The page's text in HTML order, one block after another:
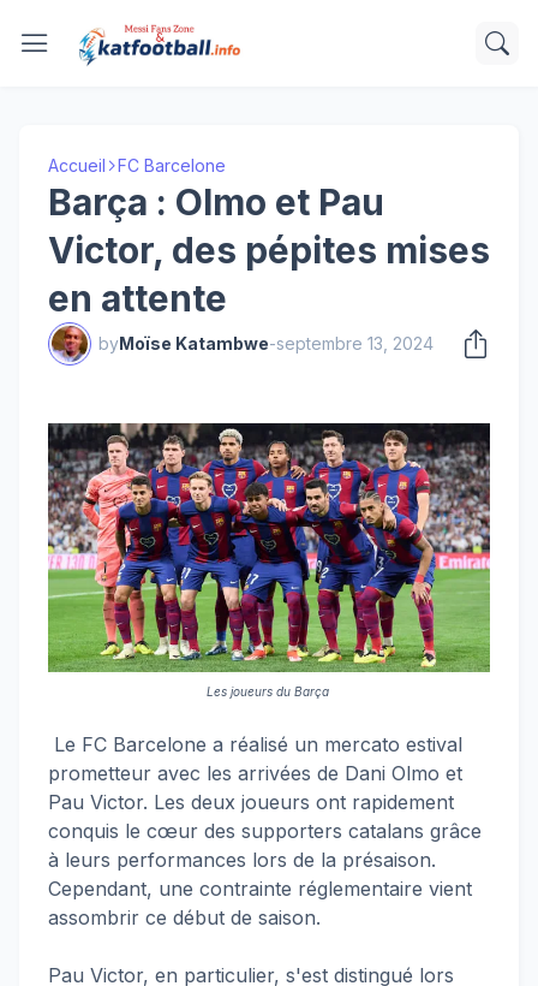
Accueil FC Barcelone
Barça : Olmo et Pau
Victor, des pépites mises
en attente
byMoïse Katambwe-septembre 13, 2024
Les joueurs du Barça
Le FC Barcelone a réalisé un mercato estival
prometteur avec les arrivées de Dani Olmo et
Pau Victor. Les deux joueurs ont rapidement
conquis le cœur des supporters catalans grâce
à leurs performances lors de la présaison.
Cependant, une contrainte réglementaire vient
assombrir ce début de saison.
Pau Victor, en particulier, s'est distingué lors